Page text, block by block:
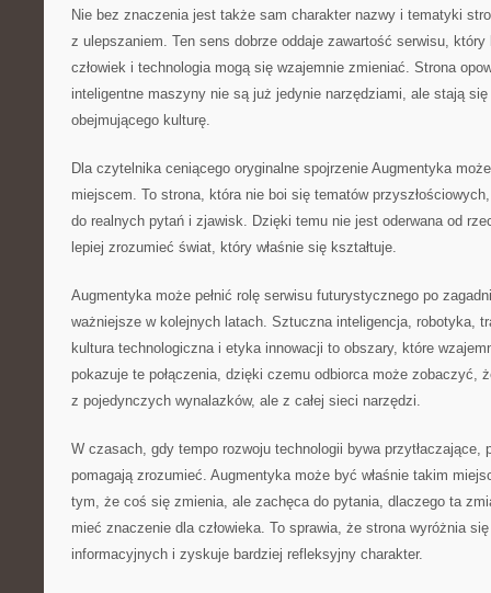
Nie bez znaczenia jest także sam charakter nazwy i tematyki
z ulepszaniem. Ten sens dobrze oddaje zawartość serwisu,
człowiek i technologia mogą się wzajemnie zmieniać. Strona
inteligentne maszyny nie są już jedynie narzędziami, ale stają
obejmującego kulturę.
Dla czytelnika ceniącego oryginalne spojrzenie Augmentyka
miejscem. To strona, która nie boi się tematów
do realnych pytań i zjawisk. Dzięki temu nie jest oderwana od
lepiej zrozumieć świat, który właśnie się kształtuje.
Augmentyka może pełnić rolę serwisu futurystycznego po
ważniejsze w kolejnych latach. Sztuczna inteligencja, robotyka,
kultura technologiczna i etyka innowacji to obszary, które
pokazuje te połączenia, dzięki czemu odbiorca może zobaczyć,
z pojedynczych wynalazków, ale z całej sieci narzędzi.
W czasach, gdy tempo rozwoju technologii bywa przytłaczające,
pomagają zrozumieć. Augmentyka może być właśnie takim
tym, że coś się zmienia, ale zachęca do pytania, dlaczego ta
mieć znaczenie dla człowieka. To sprawia, że strona wyróżnia
informacyjnych i zyskuje bardziej refleksyjny charakter.